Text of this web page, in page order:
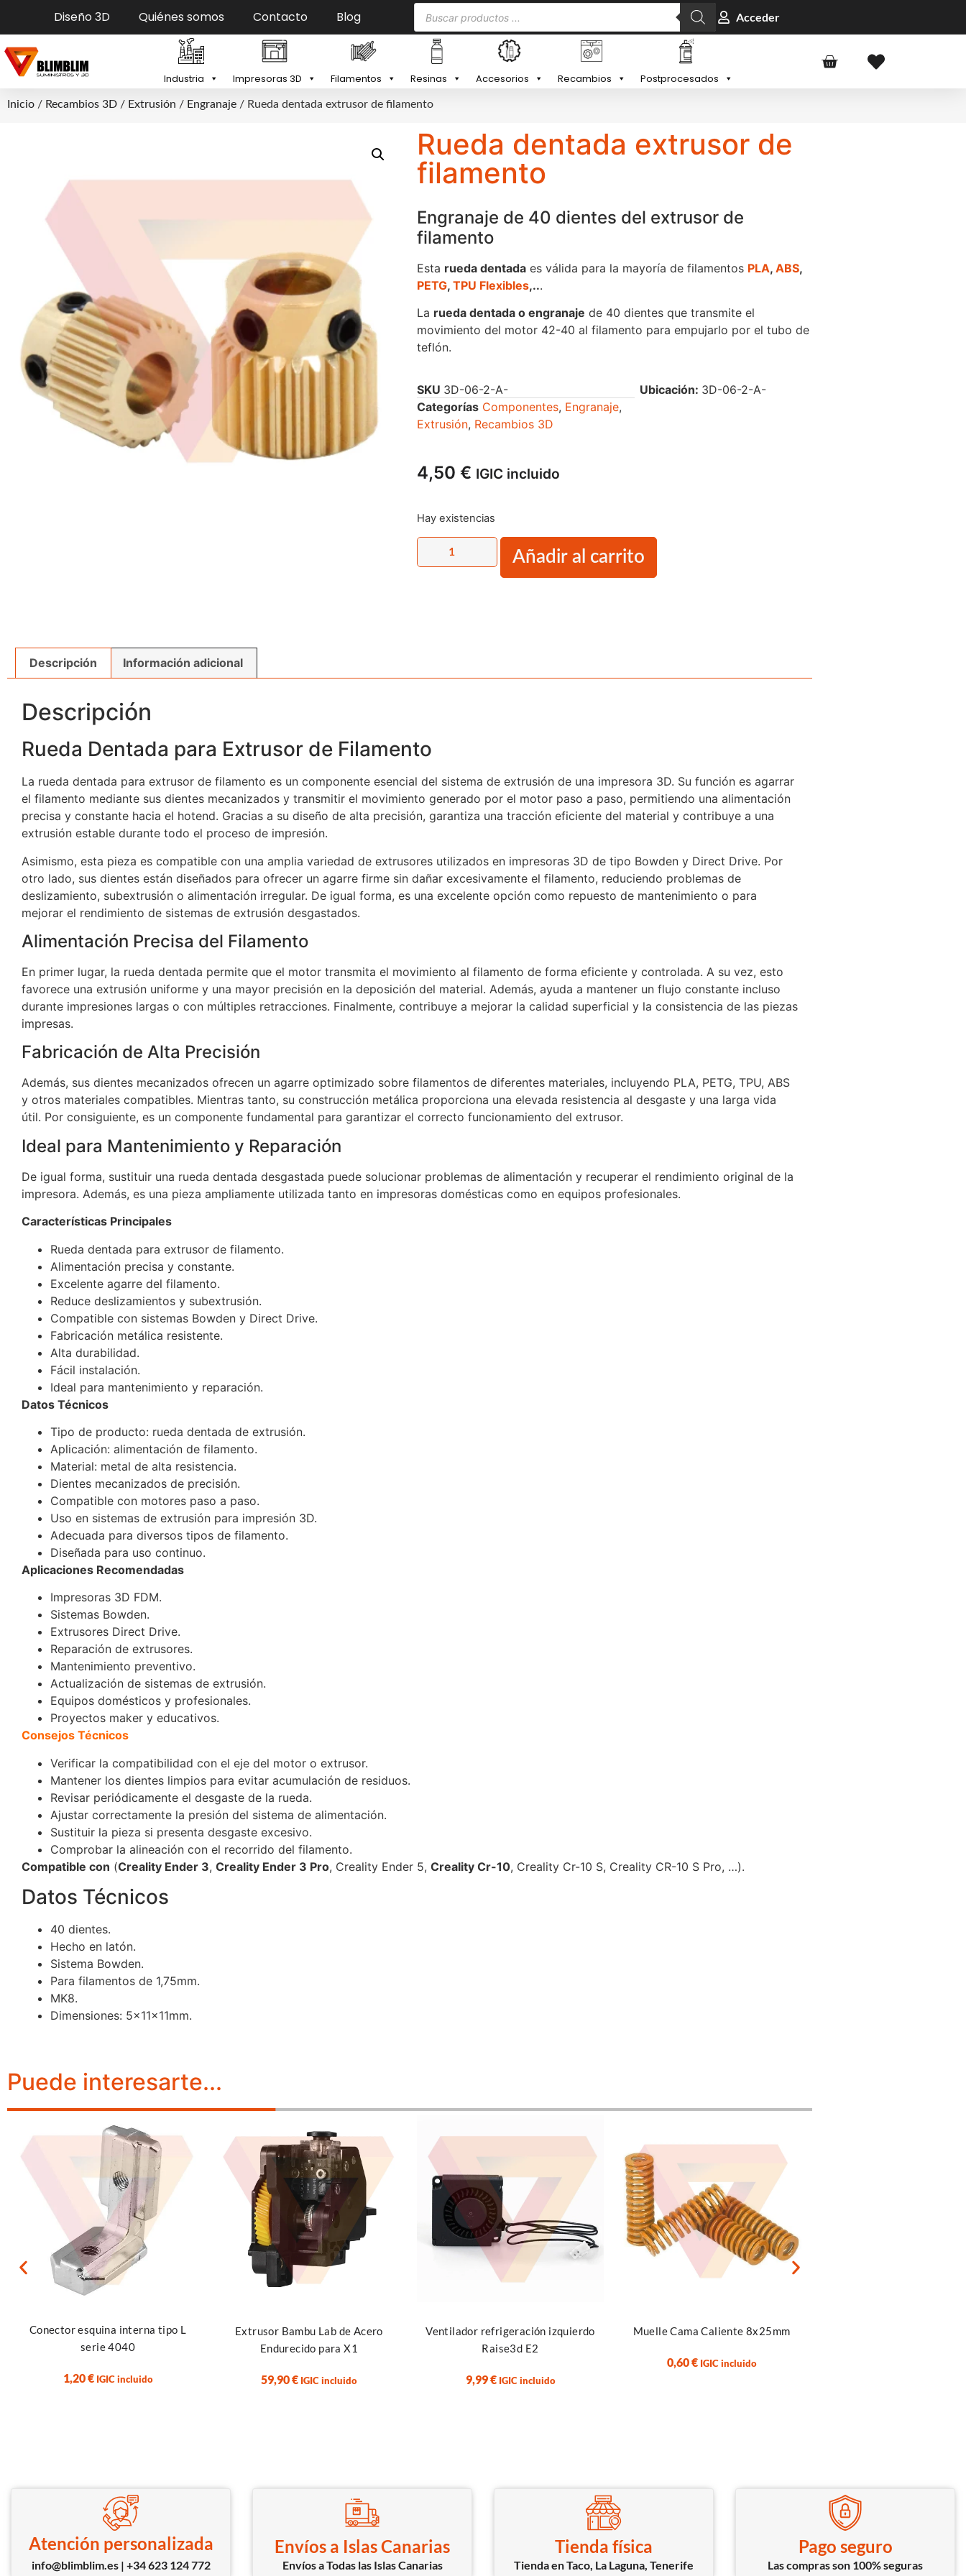
Diseño 3D Quiénes somos Contacto Blog Acceder
Industria Impresoras 3D Filamentos Resinas Accesorios Recambios Postprocesados
Inicio / Recambios 3D / Extrusión / Engranaje / Rueda dentada extrusor de filamento
Rueda dentada extrusor de
filamento
Engranaje de 40 dientes del extrusor de
filamento
Esta rueda dentada es válida para la mayoría de filamentos PLA, ABS,
PETG, TPU Flexibles,...
La rueda dentada o engranaje de 40 dientes que transmite el
movimiento del motor 42-40 al filamento para empujarlo por el tubo de
teflón.
SKU 3D-06-2-A-
Categorías Componentes, Engranaje,
Extrusión, Recambios 3D
Ubicación: 3D-06-2-A-
4,50 € IGIC incluido
Hay existencias
Añadir al carrito
Descripción Información adicional
Descripción
Rueda Dentada para Extrusor de Filamento
La rueda dentada para extrusor de filamento es un componente esencial del sistema de extrusión de una impresora 3D. Su función es agarrar
el filamento mediante sus dientes mecanizados y transmitir el movimiento generado por el motor paso a paso, permitiendo una alimentación
precisa y constante hacia el hotend. Gracias a su diseño de alta precisión, garantiza una tracción eficiente del material y contribuye a una
extrusión estable durante todo el proceso de impresión.
Asimismo, esta pieza es compatible con una amplia variedad de extrusores utilizados en impresoras 3D de tipo Bowden y Direct Drive. Por
otro lado, sus dientes están diseñados para ofrecer un agarre firme sin dañar excesivamente el filamento, reduciendo problemas de
deslizamiento, subextrusión o alimentación irregular. De igual forma, es una excelente opción como repuesto de mantenimiento o para
mejorar el rendimiento de sistemas de extrusión desgastados.
Alimentación Precisa del Filamento
En primer lugar, la rueda dentada permite que el motor transmita el movimiento al filamento de forma eficiente y controlada. A su vez, esto
favorece una extrusión uniforme y una mayor precisión en la deposición del material. Además, ayuda a mantener un flujo constante incluso
durante impresiones largas o con múltiples retracciones. Finalmente, contribuye a mejorar la calidad superficial y la consistencia de las piezas
impresas.
Fabricación de Alta Precisión
Además, sus dientes mecanizados ofrecen un agarre optimizado sobre filamentos de diferentes materiales, incluyendo PLA, PETG, TPU, ABS
y otros materiales compatibles. Mientras tanto, su construcción metálica proporciona una elevada resistencia al desgaste y una larga vida
útil. Por consiguiente, es un componente fundamental para garantizar el correcto funcionamiento del extrusor.
Ideal para Mantenimiento y Reparación
De igual forma, sustituir una rueda dentada desgastada puede solucionar problemas de alimentación y recuperar el rendimiento original de la
impresora. Además, es una pieza ampliamente utilizada tanto en impresoras domésticas como en equipos profesionales.
Características Principales
Rueda dentada para extrusor de filamento.
Alimentación precisa y constante.
Excelente agarre del filamento.
Reduce deslizamientos y subextrusión.
Compatible con sistemas Bowden y Direct Drive.
Fabricación metálica resistente.
Alta durabilidad.
Fácil instalación.
Ideal para mantenimiento y reparación.
Datos Técnicos
Tipo de producto: rueda dentada de extrusión.
Aplicación: alimentación de filamento.
Material: metal de alta resistencia.
Dientes mecanizados de precisión.
Compatible con motores paso a paso.
Uso en sistemas de extrusión para impresión 3D.
Adecuada para diversos tipos de filamento.
Diseñada para uso continuo.
Aplicaciones Recomendadas
Impresoras 3D FDM.
Sistemas Bowden.
Extrusores Direct Drive.
Reparación de extrusores.
Mantenimiento preventivo.
Actualización de sistemas de extrusión.
Equipos domésticos y profesionales.
Proyectos maker y educativos.
Consejos Técnicos
Verificar la compatibilidad con el eje del motor o extrusor.
Mantener los dientes limpios para evitar acumulación de residuos.
Revisar periódicamente el desgaste de la rueda.
Ajustar correctamente la presión del sistema de alimentación.
Sustituir la pieza si presenta desgaste excesivo.
Comprobar la alineación con el recorrido del filamento.
Compatible con (Creality Ender 3, Creality Ender 3 Pro, Creality Ender 5, Creality Cr-10, Creality Cr-10 S, Creality CR-10 S Pro, …).
Datos Técnicos
40 dientes.
Hecho en latón.
Sistema Bowden.
Para filamentos de 1,75mm.
MK8.
Dimensiones: 5x11x11mm.
Puede interesarte...
Añadir al carrito
Conector esquina interna tipo L
serie 4040
1,20€ IGIC incluido
Extrusor Bambu Lab de Acero
Endurecido para X1
59,90€ IGIC incluido
Ventilador refrigeración izquierdo
Raise3d E2
9,99€ IGIC incluido
Muelle Cama Caliente 8x25mm
0,60€ IGIC incluido
Atención personalizada
info@blimblim.es | +34 623 124 772
Envíos a Islas Canarias
Envíos a Todas las Islas Canarias
Tienda física
Tienda en Taco, La Laguna, Tenerife
Pago seguro
Las compras son 100% seguras